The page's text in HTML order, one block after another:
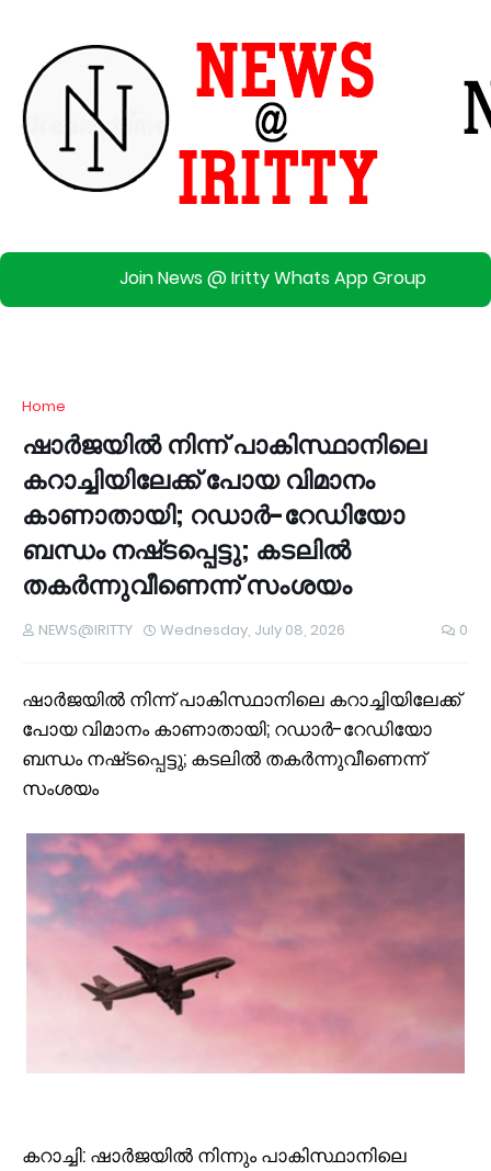
Join News @ Iritty Whats App Group
Home
ഷാർജയിൽ നിന്ന് പാകിസ്ഥാനിലെ
കറാച്ചിയിലേക്ക് പോയ വിമാനം
കാണാതായി; റഡാർ-റേഡിയോ
ബന്ധം നഷ്‌ടപ്പെട്ടു; കടലിൽ
തകർന്നുവീണെന്ന് സംശയം
NEWS@IRITTY Wednesday, July 08, 2026 0
ഷാർജയിൽ നിന്ന് പാകിസ്ഥാനിലെ കറാച്ചിയിലേക്ക്
പോയ വിമാനം കാണാതായി; റഡാർ-റേഡിയോ
ബന്ധം നഷ്‌ടപ്പെട്ടു; കടലിൽ തകർന്നുവീണെന്ന്
സംശയം
കറാച്ചി: ഷാർജയിൽ നിന്നും പാകിസ്ഥാനിലെ